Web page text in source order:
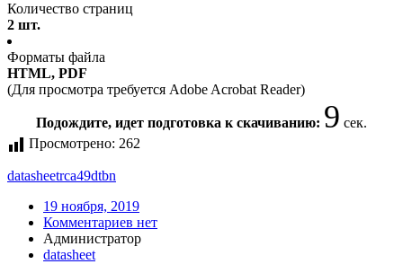
Количество страниц
2 шт.
Форматы файла
HTML, PDF
(Для просмотра требуется Adobe Acrobat Reader)
Подождите, идет подготовка к скачиванию: 9 сек.
Просмотрено: 262
datasheetrca49dtbn
19 ноября, 2019
Комментариев нет
Администратор
datasheet